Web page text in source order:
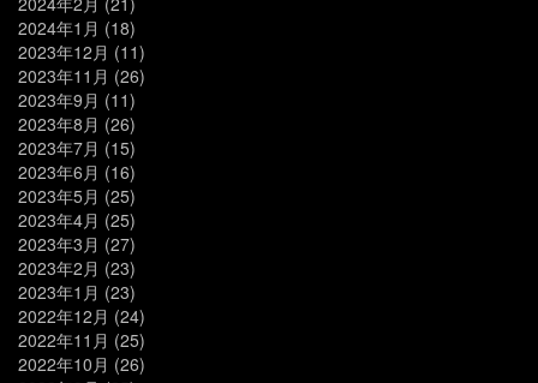
2024年1月 (18)
2023年12月 (11)
2023年11月 (26)
2023年9月 (11)
2023年8月 (26)
2023年7月 (15)
2023年6月 (16)
2023年5月 (25)
2023年4月 (25)
2023年3月 (27)
2023年2月 (23)
2023年1月 (23)
2022年12月 (24)
2022年11月 (25)
2022年10月 (26)